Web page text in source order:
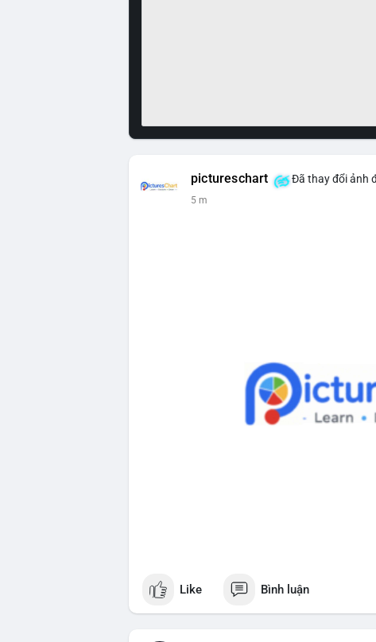
pictureschart Đã thay đổi ảnh
5 m
Like Bình luận